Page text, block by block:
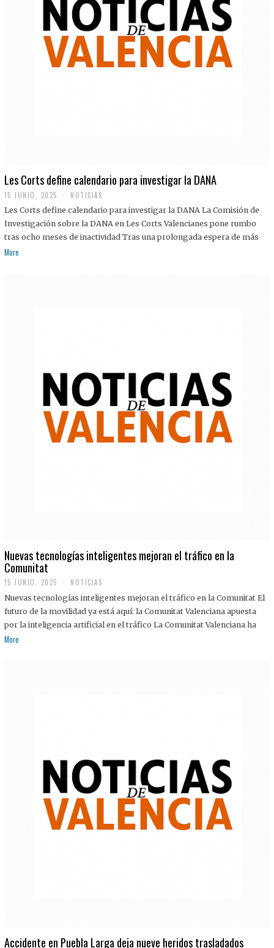
Les Corts define calendario para investigar la DANA
15 JUNIO, 2025 NOTICIAS
Les Corts define calendario para investigar la DANA La Comisión de
Investigación sobre la DANA en Les Corts Valencianes pone rumbo
tras ocho meses de inactividad Tras una prolongada espera de más
More
Nuevas tecnologías inteligentes mejoran el tráfico en la
Comunitat
15 JUNIO, 2025 NOTICIAS
Nuevas tecnologías inteligentes mejoran el tráfico en la Comunitat El
futuro de la movilidad ya está aquí: la Comunitat Valenciana apuesta
por la inteligencia artificial en el tráfico La Comunitat Valenciana ha
More
Accidente en Puebla Larga deja nueve heridos trasladados